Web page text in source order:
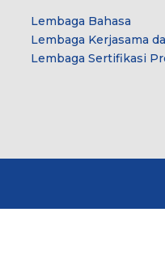
Lembaga Bahasa
Lembaga Kerjasama
Lembaga Sertifikasi